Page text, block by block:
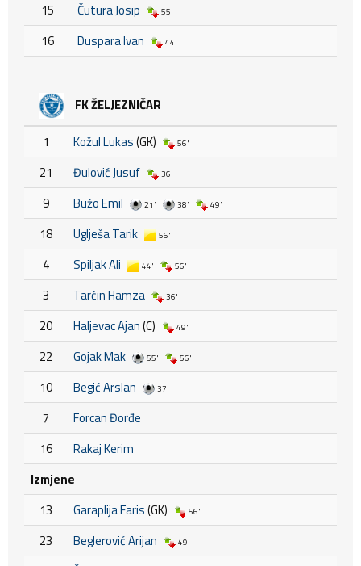
15 Čutura Josip 55'
16 Duspara Ivan 44'
FK ŽELJEZNIČAR
1 Kožul Lukas(GK) 56'
21 Đulović Jusuf 36'
9 Bužo Emil 21' 38' 49'
18 Uglješa Tarik 56'
4 Spiljak Ali 44' 56'
3 Tarčin Hamza 36'
20 Haljevac Ajan(C) 49'
22 Gojak Mak 55' 56'
10 Begić Arslan 37'
7
Forcan Đorđe
16
Rakaj Kerim
Izmjene
13
Garaplija Faris(GK) 56'
23 Beglerović Arijan 49'